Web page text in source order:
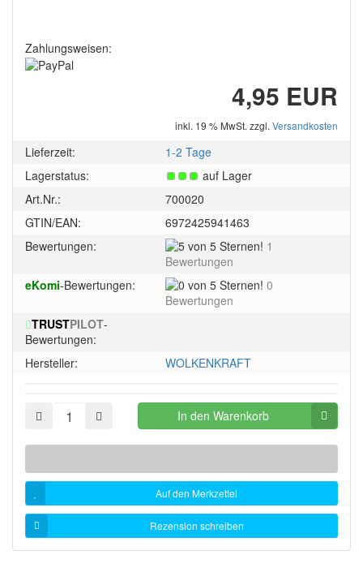
Zahlungsweisen:
4,95 EUR
inkl. 19 % MwSt. zzgl. Versandkosten
Lieferzeit:
1-2 Tage
Lagerstatus:
auf Lager
Art.Nr.:
700020
GTIN/EAN:
6972425941463
Bewertungen:
5
Sternen!
1
Bewertungen
eKomi-Bewertungen:
00
Bewertungen
TRUSTPILOT-
Bewertungen:
Hersteller:
WOLKENKRAFT
In den Warenkorb
Auf den Merkzettel
Rezension schreiben